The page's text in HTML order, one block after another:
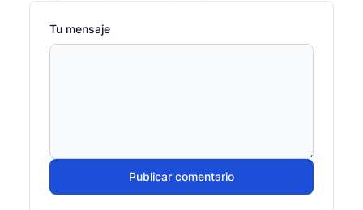
Tu mensaje
Publicar comentario